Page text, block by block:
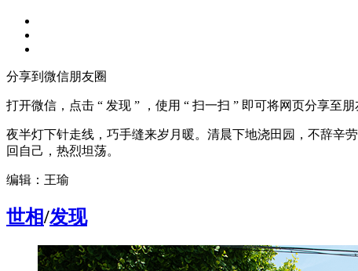
分享到微信朋友圈
打开微信，点击 “ 发现 ” ，使用 “ 扫一扫 ” 即可将网页分享至朋
夜半灯下针走线，巧手缝来岁月暖。清晨下地浇田园，不辞辛
回自己，热烈坦荡。
编辑：王瑜
世相/发现